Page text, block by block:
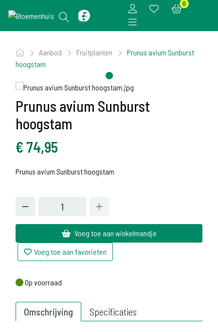
0
Aanbod Fruitplanten
Prunus avium Sunburst
hoogstam
Prunus avium Sunburst
hoogstam
€ 74,95
Prunus avium Sunburst hoogstam
Voeg toe aan winkelmandje
Voeg toe aan favorieten
Op voorraad
Op voorraad
Omschrijving Specificaties